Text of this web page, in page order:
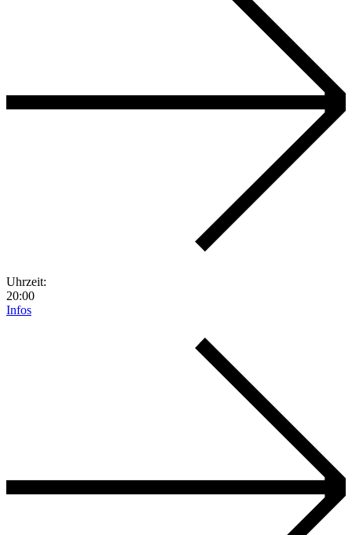
Uhrzeit:
20:00
Infos